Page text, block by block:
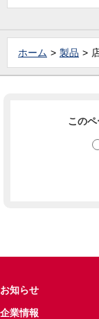
ホーム 製品
この
お知らせ
企業情報